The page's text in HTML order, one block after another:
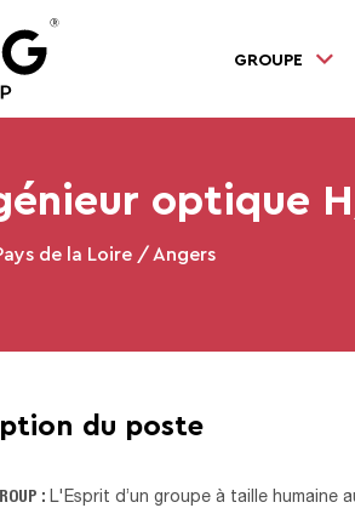
GROUPE
optique
de la Loire / Angers
du poste
:L'Esprit d’un groupe à taille humaine